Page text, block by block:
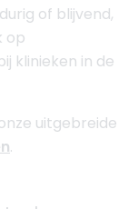
of blijvend,
op
klinieken in de
uitgebreide
.